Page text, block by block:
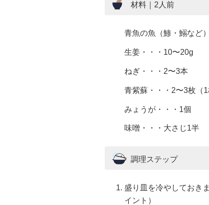
材料｜2人前
青魚の魚（鯵・鰯など
生姜・・・10〜20g
ねぎ・・・2〜3本
青紫蘇・・・2〜3枚（1
みょうが・・・1個
味噌・・・大さじ1半
調理ステップ
盛り皿を冷やしておき
イント）